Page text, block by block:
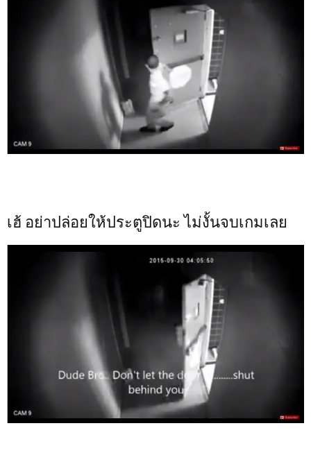
เฮ้ อย่าปล่อยให้ประตูปิดนะ ไม่งั้นจบเกมเลย